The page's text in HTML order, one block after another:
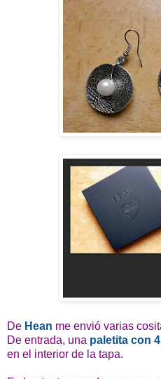
De Hean me envió varias
De entrada, una paletita con
en el interior de la tapa.